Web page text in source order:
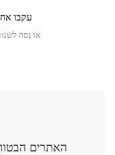
עקבו
או נסה
האתרים